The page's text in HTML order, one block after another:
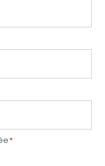
*